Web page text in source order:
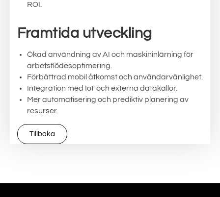
ROI.
Framtida utveckling
Ökad användning av AI och maskininlärning för
arbetsflödesoptimering.
Förbättrad mobil åtkomst och användarvänlighet.
Integration med IoT och externa datakällor.
Mer automatisering och prediktiv planering av
resurser.
Tillbaka